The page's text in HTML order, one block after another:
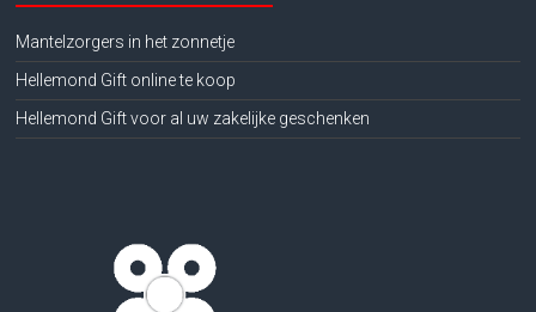
Mantelzorgers in het zonnetje
Hellemond Gift online te koop
Hellemond Gift voor al uw zakelijke geschenken